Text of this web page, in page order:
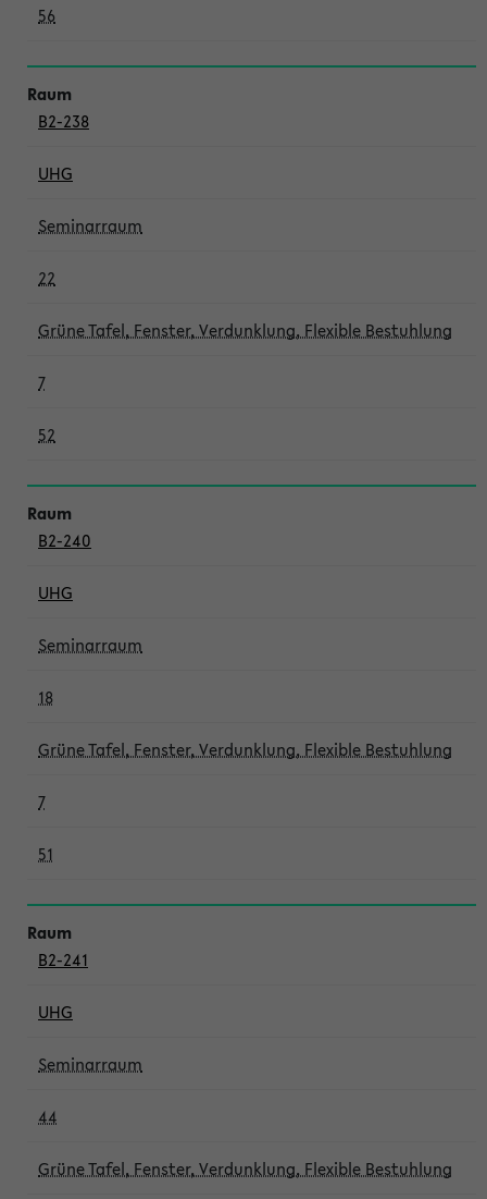
56
B2-238
UHG
Seminarraum
22
Grüne Tafel, Fenster, Verdunklung, Flexible Bestuhlung
7
52
B2-240
UHG
Seminarraum
18
Grüne Tafel, Fenster, Verdunklung, Flexible Bestuhlung
7
51
B2-241
UHG
Seminarraum
44
Grüne Tafel, Fenster, Verdunklung, Flexible Bestuhlung